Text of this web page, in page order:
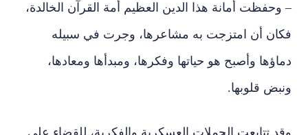
– وحفظت أمانة هذا الدين العظيم أمة القرآن الخالدة،
فكان أن امتزجت به مشاعرها، وجرت في سبيله
دماؤها وأصبح هو حياتها وفكرها، ومبدأها ومعادها،
ونبض قلوبها.
وقد تتابعت الحملات العسكرية والفكرية، للقضاء على